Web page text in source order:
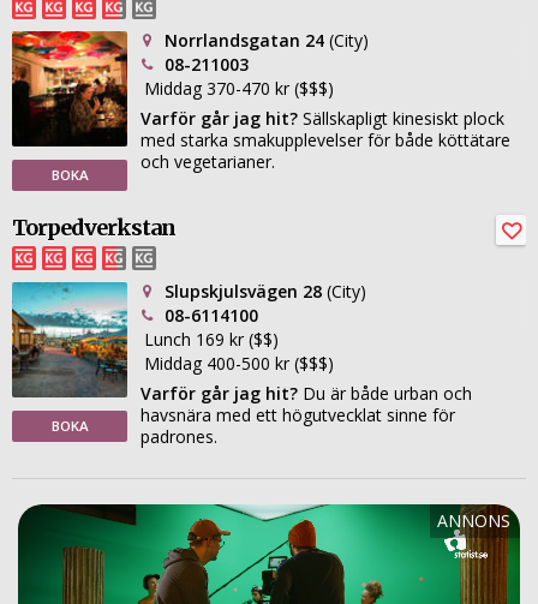
BOKA
Norrlandsgatan 24 (City)
08-211003
Middag 370-470 kr ($$$)
Varför går jag hit? Sällskapligt kinesiskt plock
med starka smakupplevelser för både köttätare
och vegetarianer.
Torpedverkstan
BOKA
Slupskjulsvägen 28 (City)
08-6114100
Lunch 169 kr ($$)
Middag 400-500 kr ($$$)
Varför går jag hit? Du är både urban och
havsnära med ett högutvecklat sinne för
padrones.